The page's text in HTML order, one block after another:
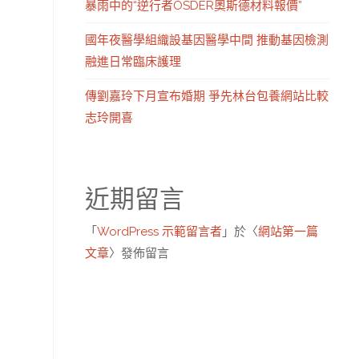
暴雨中的“逆行者OSDER奧斯德材料報價”
國年夜醫學組織設基因醫學中間 推動基因檢測
融進日常臨床護理
傳劉嘉玲下月宣布婚期 爭先林台包養網站比較
志玲開喜
近期留言
「 WordPress 示範留言者 」於〈網站第一篇
文章〉發佈留言